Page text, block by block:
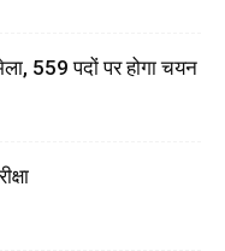
559 पदों पर होगा चयन